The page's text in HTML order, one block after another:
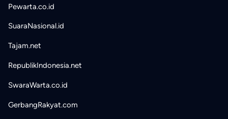
Pewarta.co.id
SuaraNasional.id
Tajam.net
RepublikIndonesia.net
SwaraWarta.co.id
GerbangRakyat.com